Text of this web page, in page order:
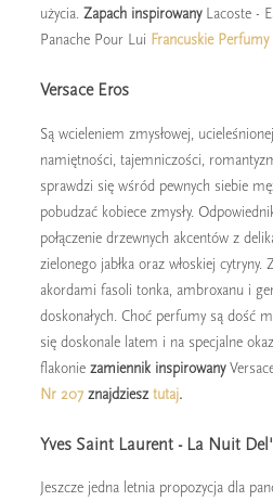
użycia. Zapach inspirowany Lacoste -
Panache Pour Lui Francuskie
Versace Eros
Są wcieleniem zmysłowej,
namiętności, tajemniczości,
sprawdzi się wśród pewnych siebie
pobudzać kobiece zmysły.
połączenie drzewnych akcentów z
zielonego jabłka oraz włoskiej
akordami fasoli tonka, ambroxanu i
doskonałych. Choć perfumy są dość
się doskonale latem i na specjalne
flakonie zamiennik inspirowany
Nr 207 znajdziesztutaj.
Yves Saint Laurent - La Nuit
Jeszcze jedna letnia propozycja dla